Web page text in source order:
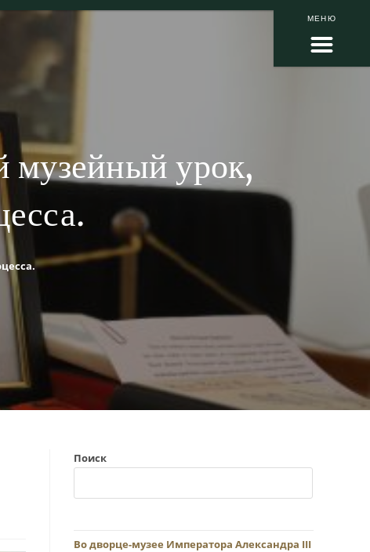
МЕНЮ
музейный урок,
Поиск
Во дворце-музее Императора Александра III